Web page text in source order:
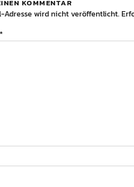
KOMMENTAR
Adresse wird nicht veröffentlicht.
*